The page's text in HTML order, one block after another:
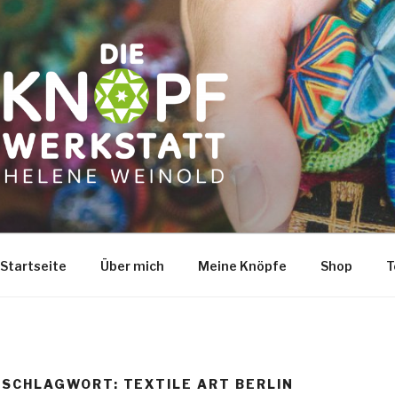
Startseite Über mich Meine Knöpfe Shop
SCHLAGWORT: TEXTILE ART BERLIN